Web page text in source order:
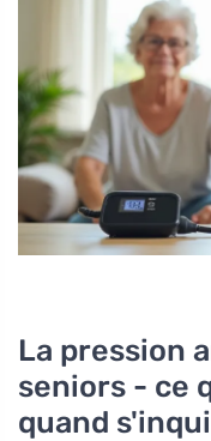
La pression
seniors - ce
quand